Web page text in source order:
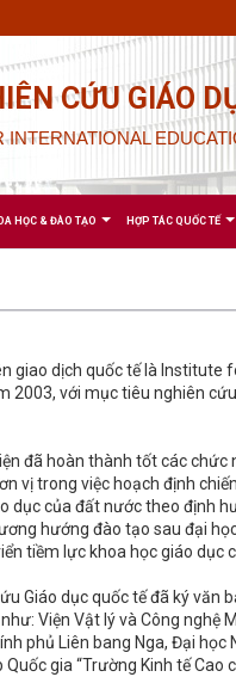
CỨU GIÁO
INTERNATIONAL
HỌC & ĐÀO TẠO HỢP TÁC QUỐC TẾ
giao dịch quốc tế là
2003, với mục tiêu nghiên
đã hoàn thành tốt các
vị trong việc hoạch định
dục của đất nước theo định
hướng đào tạo sau đại
tiềm lực khoa học giáo dục
Giáo dục quốc tế đã ký văn
Viện Vật lý và Công nghệ
phủ Liên bang Nga, Đại
gia “Trường Kinh tế